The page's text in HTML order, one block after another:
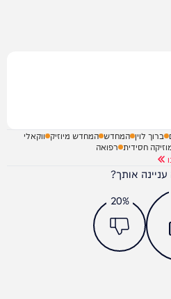
ברוך לוין המחדש המחדש מיוזיק ווקאלי
חסידית רפואה
אותך?
20%